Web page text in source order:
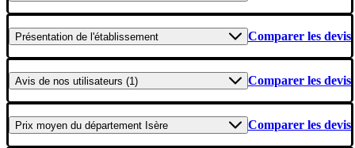
Présentation de l'établissement Comparer les devis
Avis de nos utilisateurs (1) Comparer les devis
Prix moyen du département Isère Comparer les devis